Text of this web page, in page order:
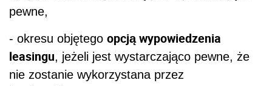
pewne,
- okresu objętego opcją wypowiedzenia
leasingu, jeżeli jest wystarczająco pewne, że
nie zostanie wykorzystana przez